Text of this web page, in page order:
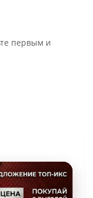
первым и